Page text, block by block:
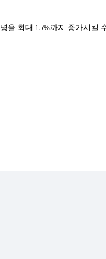
을 최대 15%까지 증가시킬